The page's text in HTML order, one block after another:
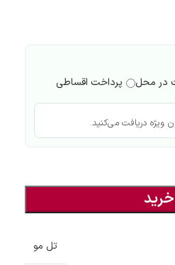
در محل پرداخت اقساطی
ویژه دریافت می‌کنید.
خرید
تل مو